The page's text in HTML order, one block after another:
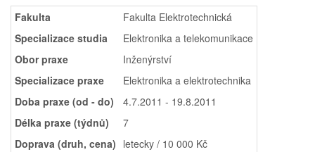
Fakulta
Fakulta Elektrotechnická
Specializace studia
Elektronika a telekomunikace
Obor praxe
Inženýrství
Specializace praxe
Elektronika a elektrotechnika
Doba praxe (od - do)
4.7.2011 - 19.8.2011
Délka praxe (týdnů)
7
Doprava (druh, cena) letecky / 10 000 Kč